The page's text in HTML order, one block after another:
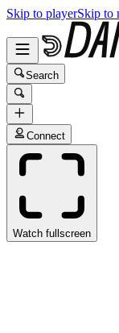
Skip to playerSkip to
Search
Connect
Watch fullscreen